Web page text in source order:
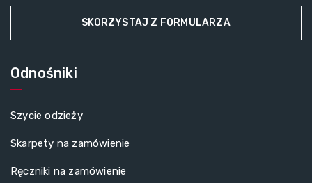
SKORZYSTAJ Z FORMULARZA
Odnośniki
Szycie odzieży
Skarpety na zamówienie
Ręczniki na zamówienie